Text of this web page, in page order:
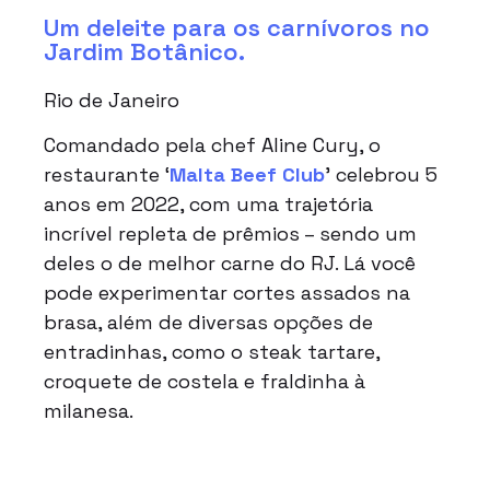
Um deleite para os carnívoros no
Jardim Botânico.
Rio de Janeiro
Comandado pela chef Aline Cury, o
restaurante ‘Malta Beef Club’ celebrou 5
anos em 2022, com uma trajetória
incrível repleta de prêmios – sendo um
deles o de melhor carne do RJ. Lá você
pode experimentar cortes assados na
brasa, além de diversas opções de
entradinhas, como o steak tartare,
croquete de costela e fraldinha à
milanesa.